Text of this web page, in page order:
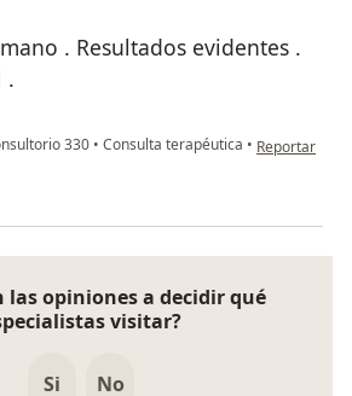
. Resultados evidentes .
.
330 • Consulta terapéutica • en opinión
Reportar
las opiniones a decidir qué
visitar?
Si No